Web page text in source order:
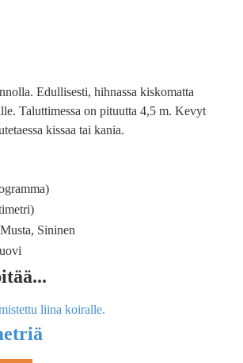
Edullisesti, hihnassa kiskomatta
Taluttimessa on pituutta 4,5 m. Kevyt
kissaa tai kania.
Sininen